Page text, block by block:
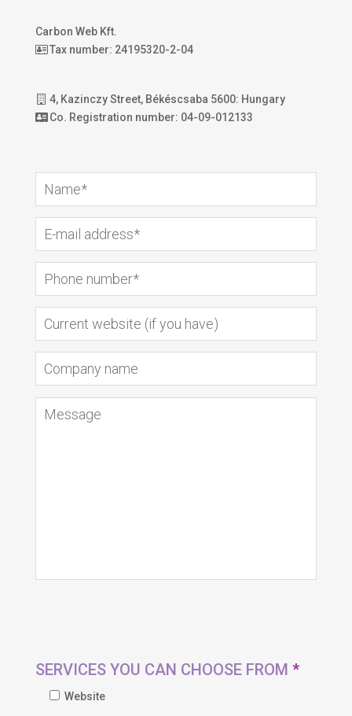
Carbon Web Kft.
Tax number: 24195320-2-04
4, Kazinczy Street, Békéscsaba 5600: Hungary
Co. Registration number: 04-09-012133
SERVICES YOU CAN CHOOSE FROM *
Website